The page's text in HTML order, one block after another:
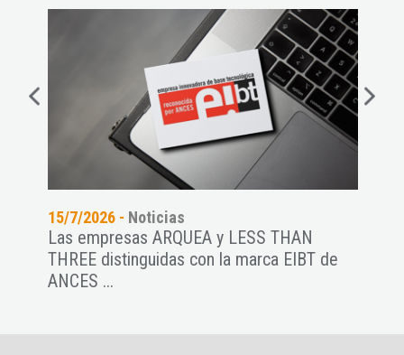
15/7/2026 - Noticias
Las empresas ARQUEA y LESS THAN
THREE distinguidas con la marca EIBT de
ANCES ...